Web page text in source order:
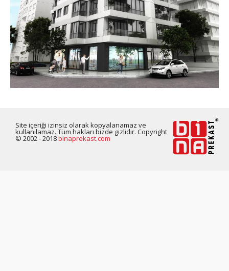
Site içeriği izinsiz olarak kopyalanamaz ve
kullanılamaz. Tüm hakları bizde gizlidir. Copyright
© 2002 - 2018binaprekast.com